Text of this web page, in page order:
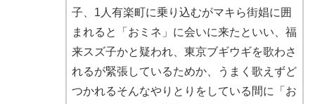
子、1人有楽町に乗り込むがマキら街娼に囲
まれると「おミネ」に会いに来たといい、福
来スズ子かと疑われ、東京ブギウギを歌わさ
れるが緊張しているためか、うまく歌えずど
つかれるそんなやりとりをしている間に「お